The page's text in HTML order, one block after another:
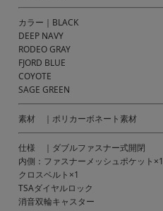
カラー｜BLACK
DEEP NAVY
RODEO GRAY
FJORD BLUE
COYOTE
SAGE GREEN
素材 ｜ポリカーボネート素材
仕様 ｜ダブルファスナー式開閉
内側：ファスナーメッシュポケット×1
クロスベルト×1
TSAダイヤルロック
消音双輪キャスター